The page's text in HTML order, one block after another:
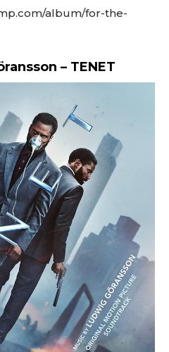
album/for-the-
– TENET